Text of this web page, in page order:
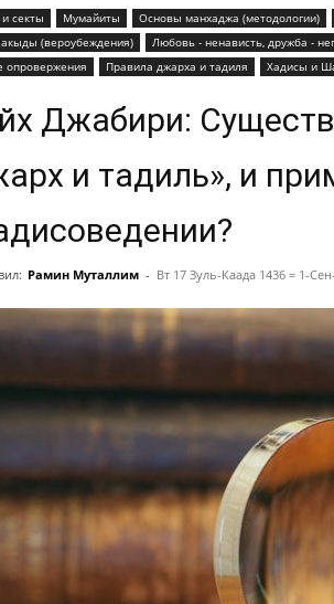
секты Mумайиты Основы манхаджа (методологии)
(вероубеждения)
Любовь - ненависть, дружба -
опровержения
Правила джарха и тадиля Хадисы и
Джабири:
и тадиль», и
Рамин Муталлим - Вт 17 Зуль-Каада 1436 = 1-